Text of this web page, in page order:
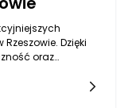
Dzięki
oraz